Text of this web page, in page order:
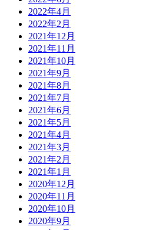
2022年4月
2022年2月
2021年12月
2021年11月
2021年10月
2021年9月
2021年8月
2021年7月
2021年6月
2021年5月
2021年4月
2021年3月
2021年2月
2021年1月
2020年12月
2020年11月
2020年10月
2020年9月